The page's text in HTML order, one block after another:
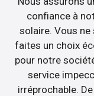
confiance à
solaire. Vous ne
faites un choix
pour notre
service
irréprochable.